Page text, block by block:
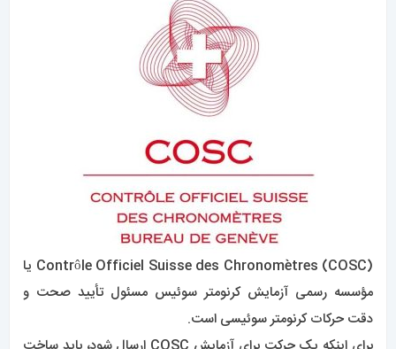
Contrôle Officiel Suisse des Chronomètres (COSC) یا
مؤسسه رسمی آزمایش کرنومتر سوئیس مسئول تأیید صحت و
دقت حرکات کرنومتر سوئیسی است.